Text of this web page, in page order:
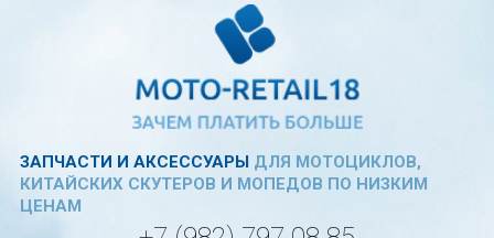
ЗАПЧАСТИ И АКСЕССУАРЫДЛЯ МОТОЦИКЛОВ,
КИТАЙСКИХ СКУТЕРОВ И МОПЕДОВ ПО НИЗКИМ
ЦЕНАМ